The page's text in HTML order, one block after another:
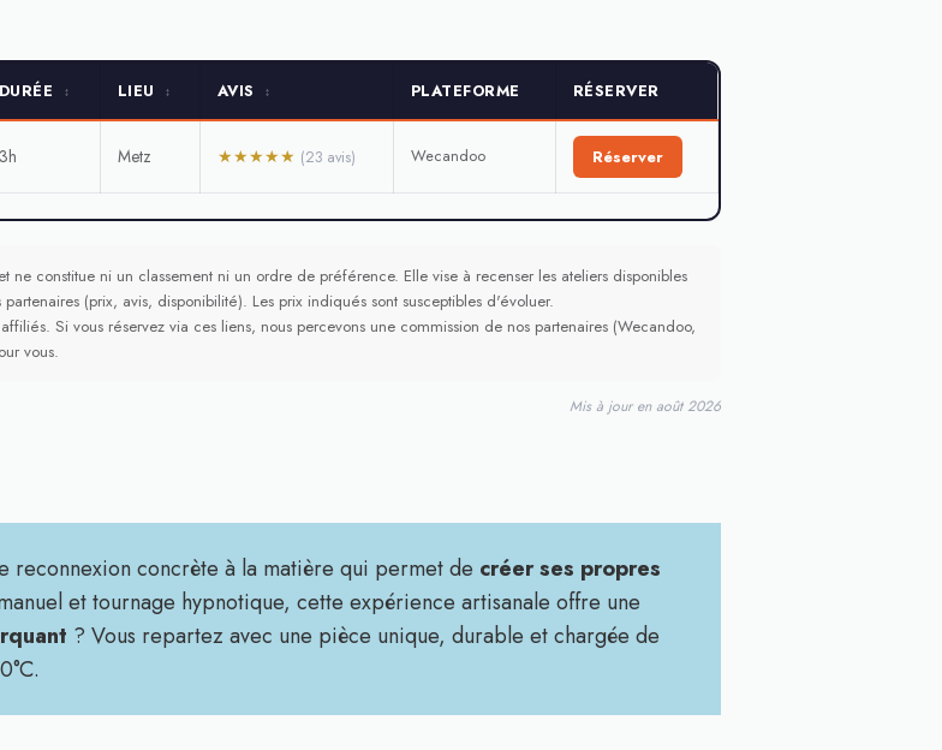
DURÉE ↕ LIEU ↕ AVIS ↕ PLATEFORME RÉSERVER
3h Metz ★★★★★ (23 avis) Wecandoo Réserver
ne constitue ni un classement ni un ordre de préférence. Elle vise à recenser les ateliers disponibles
(prix, avis, disponibilité). Les prix indiqués sont susceptibles d'évoluer.
Si vous réservez via ces liens, nous percevons une commission de nos partenaires (Wecandoo,
vous.
Mis à jour en août 2026
reconnexion concrète à la matière qui permet de créer ses propres
et tournage hypnotique, cette expérience artisanale offre une
? Vous repartez avec une pièce unique, durable et chargée de